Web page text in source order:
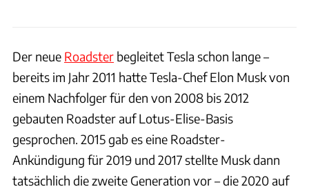
Der neue Roadster begleitet Tesla schon lange –
bereits im Jahr 2011 hatte Tesla-Chef Elon Musk von
einem Nachfolger für den von 2008 bis 2012
gebauten Roadster auf Lotus-Elise-Basis
gesprochen. 2015 gab es eine Roadster-
Ankündigung für 2019 und 2017 stellte Musk dann
tatsächlich die zweite Generation vor – die 2020 auf